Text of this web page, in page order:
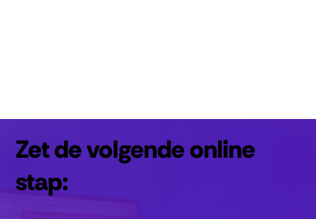
Zet de volgende online
stap: